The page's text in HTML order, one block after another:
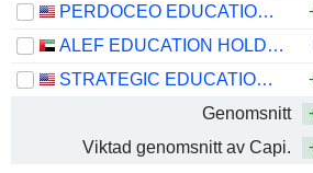
PERDOCEO EDUCATION CORPORATION
ALEF EDUCATION HOLDING PLC
STRATEGIC EDUCATION, INC.
Genomsnitt
Viktad genomsnitt av Capi.